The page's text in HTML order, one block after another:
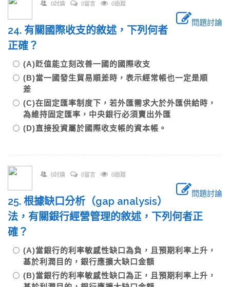
0討論 0留言 0追蹤
問題討論
24. 有關國際收支的敘述，下列何者
正確？
(A)貶值能立刻改善一國的國際收支
(B)當一國發生貿易順差時，表示經常帳也一定是順
差
(C)在固定匯率制度下，若外匯需求大於外匯供給時，
為維持固定匯率，中央銀行必須賣出外匯
(D)直接投資屬於國際收支帳的資本帳。
0討論 0留言 0追蹤
問題討論
25. 根據缺口分析（gap analysis）
法，有關銀行經營管理的敘述，下列何者正
確？
(A)當銀行的利率敏感性缺口為負，且預期利率上升，
基於利潤目的，銀行應擴大缺口金額
(B)當銀行的利率敏感性缺口為正，且預期利率上升，